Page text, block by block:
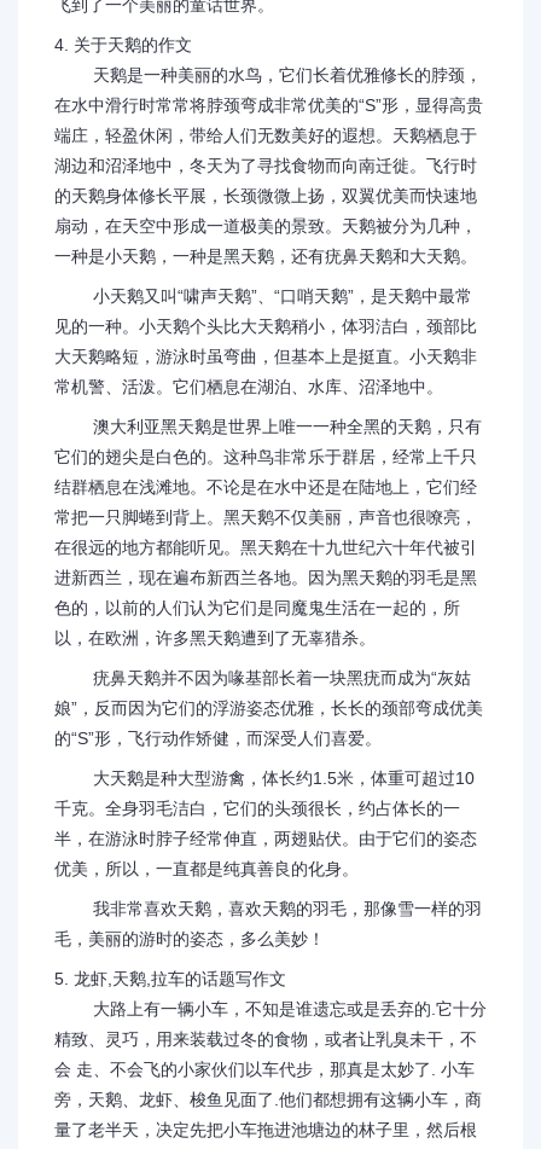
飞到了一个美丽的童话世界。
4. 关于天鹅的作文
天鹅是一种美丽的水鸟，它们长着优雅修长的脖颈，
在水中滑行时常常将脖颈弯成非常优美的“S”形，显得高贵
端庄，轻盈休闲，带给人们无数美好的遐想。天鹅栖息于
湖边和沼泽地中，冬天为了寻找食物而向南迁徙。飞行时
的天鹅身体修长平展，长颈微微上扬，双翼优美而快速地
扇动，在天空中形成一道极美的景致。天鹅被分为几种，
一种是小天鹅，一种是黑天鹅，还有疣鼻天鹅和大天鹅。
小天鹅又叫“啸声天鹅”、“口哨天鹅”，是天鹅中最常
见的一种。小天鹅个头比大天鹅稍小，体羽洁白，颈部比
大天鹅略短，游泳时虽弯曲，但基本上是挺直。小天鹅非
常机警、活泼。它们栖息在湖泊、水库、沼泽地中。
澳大利亚黑天鹅是世界上唯一一种全黑的天鹅，只有
它们的翅尖是白色的。这种鸟非常乐于群居，经常上千只
结群栖息在浅滩地。不论是在水中还是在陆地上，它们经
常把一只脚蜷到背上。黑天鹅不仅美丽，声音也很嘹亮，
在很远的地方都能听见。黑天鹅在十九世纪六十年代被引
进新西兰，现在遍布新西兰各地。因为黑天鹅的羽毛是黑
色的，以前的人们认为它们是同魔鬼生活在一起的，所
以，在欧洲，许多黑天鹅遭到了无辜猎杀。
疣鼻天鹅并不因为喙基部长着一块黑疣而成为“灰姑
娘”，反而因为它们的浮游姿态优雅，长长的颈部弯成优美
的“S”形，飞行动作矫健，而深受人们喜爱。
大天鹅是种大型游禽，体长约1.5米，体重可超过10
千克。全身羽毛洁白，它们的头颈很长，约占体长的一
半，在游泳时脖子经常伸直，两翅贴伏。由于它们的姿态
优美，所以，一直都是纯真善良的化身。
我非常喜欢天鹅，喜欢天鹅的羽毛，那像雪一样的羽
毛，美丽的游时的姿态，多么美妙！
5. 龙虾,天鹅,拉车的话题写作文
大路上有一辆小车，不知是谁遗忘或是丢弃的.它十分
精致、灵巧，用来装载过冬的食物，或者让乳臭未干，不
会 走、不会飞的小家伙们以车代步，那真是太妙了. 小车
旁，天鹅、龙虾、梭鱼见面了.他们都想拥有这辆小车，商
量了老半天，决定先把小车拖进池塘边的林子里，然后根